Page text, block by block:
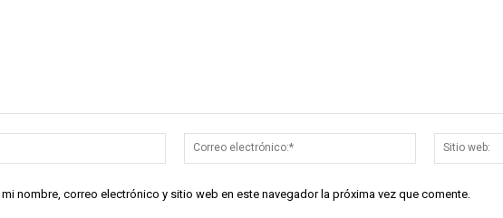
Nombre:*
Correo
electrónico:*
mi nombre, correo electrónico y sitio web en este navegador la próxima vez que comente.